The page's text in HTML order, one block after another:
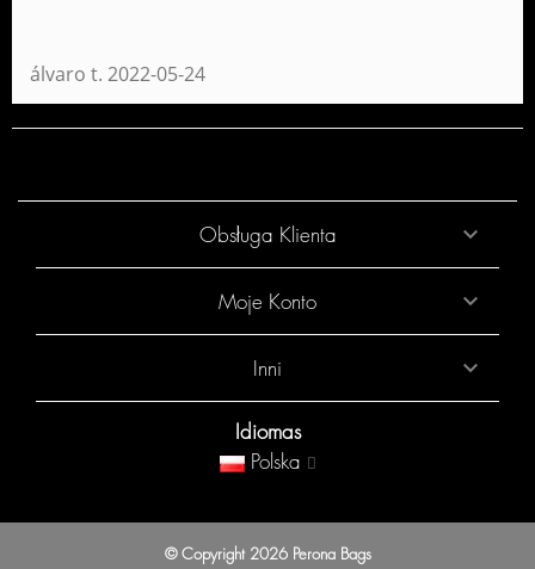
álvaro t. 2022-05-24
Obsługa Klienta 
Moje Konto 
Inni 
Idiomas
Polska
© Copyright 2026 Perona Bags